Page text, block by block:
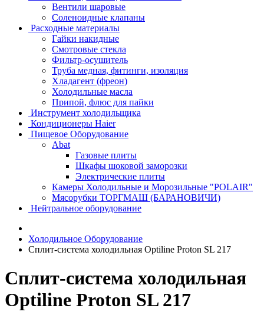
Вентили шаровые
Соленоидные клапаны
Расходные материалы
Гайки накидные
Смотровые стекла
Фильтр-осушитель
Труба медная, фитинги, изоляция
Хладагент (фреон)
Холодильные масла
Припой, флюс для пайки
Инструмент холодильщика
Кондиционеры Haier
Пищевое Оборудование
Abat
Газовые плиты
Шкафы шоковой заморозки
Электрические плиты
Камеры Холодильные и Морозильные "POLAIR"
Мясорубки ТОРГМАШ (БАРАНОВИЧИ)
Нейтральное оборудование
Холодильное Оборудование
Сплит-система холодильная Optiline Proton SL 217
Сплит-система холодильная
Optiline Proton SL 217